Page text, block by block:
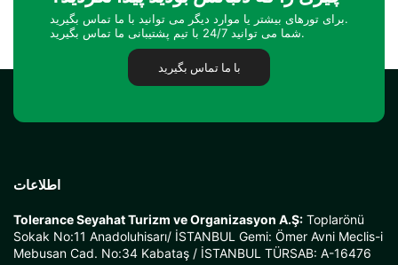
برای تورهای بیشتر یا موارد دیگر می توانید با ما تماس بگیرید.
شما می توانید 24/7 با تیم پشتیبانی ما تماس بگیرید.
با ما تماس بگیرید
اطلاعات
Tolerance Seyahat Turizm ve Organizasyon A.Ş: Toplarönü
Sokak No:11 Anadoluhisarı/ İSTANBUL Gemi: Ömer Avni Meclis-i
Mebusan Cad. No:34 Kabataş / İSTANBUL TÜRSAB: A-16476